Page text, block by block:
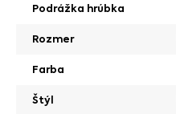
Podrážka hrúbka
Rozmer
Farba
Štýl